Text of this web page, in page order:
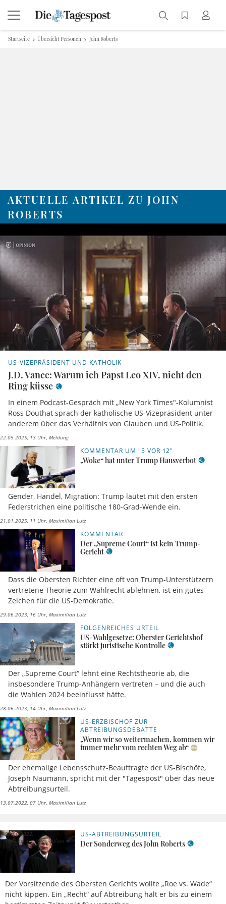
Startseite Übersicht Personen John Roberts
AKTUELLE ARTIKEL ZU JOHN
ROBERTS
US-VIZEPRÄSIDENT UND KATHOLIK
J.D. Vance: Warum ich Papst Leo XIV. nicht den
Ring küsse
In einem Podcast-Gespräch mit „New York Times"-Kolumnist
Ross Douthat sprach der katholische US-Vizepräsident unter
anderem über das Verhältnis von Glauben und US-Politik.
22.05.2025, 13 Uhr Meldung
KOMMENTAR UM "5 VOR 12"
„Woke“ hat unter Trump Hausverbot
Gender, Handel, Migration: Trump läutet mit den ersten
Federstrichen eine politische 180-Grad-Wende ein.
21.01.2025, 11 Uhr Maximilian Lutz
KOMMENTAR
Der „Supreme Court“ ist kein Trump-
Gericht
Dass die Obersten Richter eine oft von Trump-Unterstützern
vertretene Theorie zum Wahlrecht ablehnen, ist ein gutes
Zeichen für die US-Demokratie.
29.06.2023, 16 Uhr Maximilian Lutz
FOLGENREICHES URTEIL
US-Wahlgesetze: Oberster Gerichtshof
stärkt juristische Kontrolle
Der „Supreme Court“ lehnt eine Rechtstheorie ab, die
insbesondere Trump-Anhängern vertreten – und die auch
die Wahlen 2024 beeinflusst hätte.
28.06.2023, 14 Uhr Maximilian Lutz
US-ERZBISCHOF ZUR
ABTREIBUNGSDEBATTE
„Wenn wir so weitermachen, kommen wir
immer mehr vom rechten Weg ab“
Der ehemalige Lebensschutz-Beauftragte der US-Bischöfe,
Joseph Naumann, spricht mit der "Tagespost" über das neue
Abtreibungsurteil.
13.07.2022, 07 Uhr Maximilian Lutz
US-ABTREIBUNGSURTEIL
Der Sonderweg des John Roberts
Der Vorsitzende des Obersten Gerichts wollte „Roe vs. Wade“
nicht kippen. Ein „Recht“ auf Abtreibung hält er bis zu einem
27.06.2022,
10 Uhr
Maximilian
Lutz